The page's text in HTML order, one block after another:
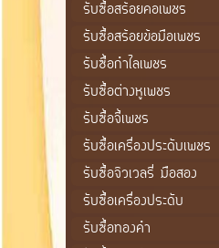
รับซื้อสร้อยคอเพชร
รับซื้อสร้อยข้อมือเพชร
รับซื้อกำไลเพชร
รับซื้อต่างหูเพชร
รับซื้อจี้เพชร
รับซื้อเครื่องประดับเพชร
รับซื้อจิวเวลรี่ มือสอง
รับซื้อเครื่องประดับ
รับซื้อทองคำ